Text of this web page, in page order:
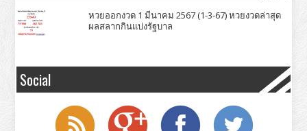
หวยออกงวด 1 มีนาคม 2567 (1-3-67) หวยงวดล่าสุด
ผลสลากกินแบ่งรัฐบาล
Social